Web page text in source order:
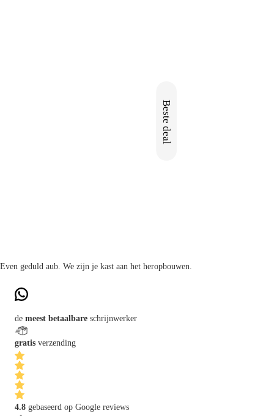
Nieuw
Beste deal
Even geduld aub. We zijn je kast aan het heropbouwen.
de meest betaalbare schrijnwerker
gratis verzending
4.8 gebaseerd op Google reviews